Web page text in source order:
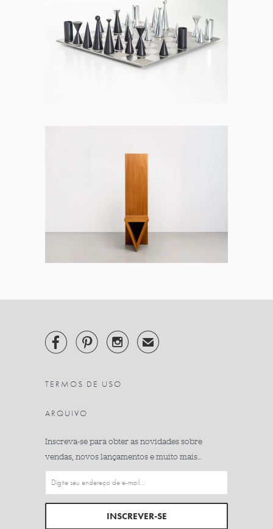
   ✉
TERMOS DE USO
ARQUIVO
Inscreva-se para obter as novidades sobre
vendas, novos lançamentos e muito mais…